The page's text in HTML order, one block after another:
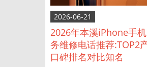
2026-06-21
2026年本溪iPhone手
务维修电话推荐:TOP2
口碑排名对比知名